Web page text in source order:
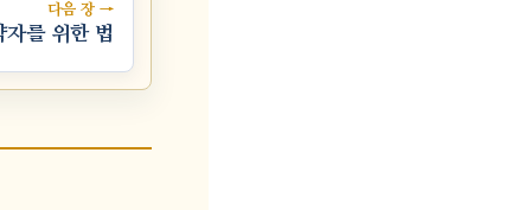
다음 장 →
자를 위한 법